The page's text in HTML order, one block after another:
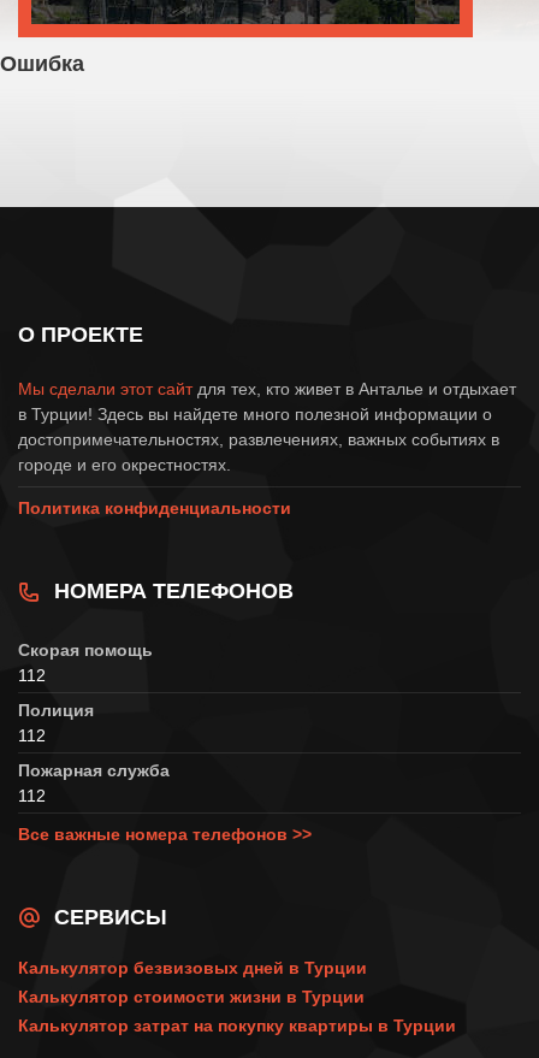
Ошибка
О ПРОЕКТЕ
Мы сделали этот сайтдля тех, кто живет в Анталье и отдыхает
в Турции! Здесь вы найдете много полезной информации о
достопримечательностях, развлечениях, важных событиях в
городе и его окрестностях.
Политика конфиденциальности
НОМЕРА ТЕЛЕФОНОВ
Скорая помощь
112
Полиция
112
Пожарная служба
112
Все важные номера телефонов >>
СЕРВИСЫ
Калькулятор безвизовых дней в Турции
Калькулятор стоимости жизни в Турции
Калькулятор затрат на покупку квартиры в Турции